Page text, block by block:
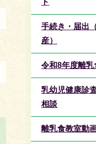
ト
手続き・届出
産）
令和8年度離乳
乳幼児健康診
相談
離乳食教室動